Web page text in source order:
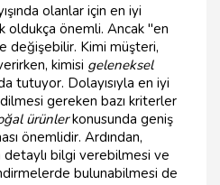
olanlar için en iyi
oldukça önemli. Ancak "en
değişebilir. Kimi müşteri,
kimisi geleneksel
tutuyor. Dolayısıyla en iyi
gereken bazı kriterler
ürünlerkonusunda geniş
önemlidir. Ardından,
detaylı bilgi verebilmesi ve
bulunabilmesi de